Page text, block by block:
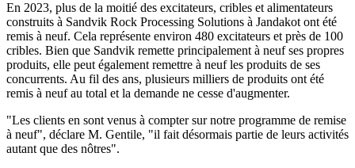
En 2023, plus de la moitié des excitateurs, cribles et alimentateurs
construits à Sandvik Rock Processing Solutions à Jandakot ont été
remis à neuf. Cela représente environ 480 excitateurs et près de 100
cribles. Bien que Sandvik remette principalement à neuf ses propres
produits, elle peut également remettre à neuf les produits de ses
concurrents. Au fil des ans, plusieurs milliers de produits ont été
remis à neuf au total et la demande ne cesse d'augmenter.
"Les clients en sont venus à compter sur notre programme de remise
à neuf", déclare M. Gentile, "il fait désormais partie de leurs activités
autant que des nôtres".